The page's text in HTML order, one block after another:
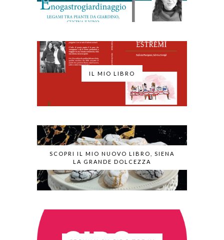
IL MIO LIBRO
SCOPRI IL MIO NUOVO LIBRO, SIENA
LA GRANDE DOLCEZZA